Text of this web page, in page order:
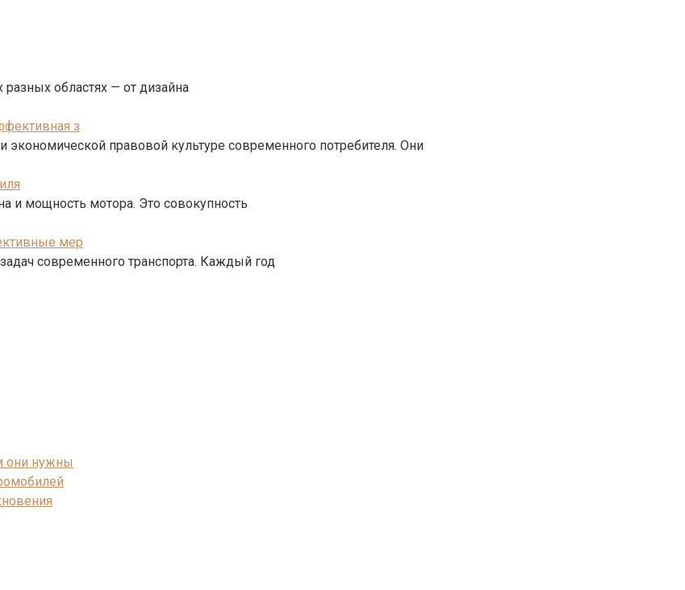
областях — от дизайна
з
правовой культуре современного потребителя. Они
и мощность мотора. Это совокупность
мер
современного транспорта. Каждый год
они нужны